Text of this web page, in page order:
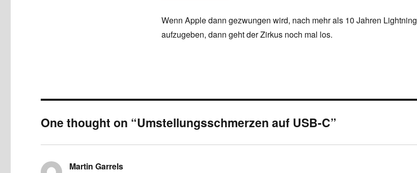
Wenn Apple dann gezwungen wird, nach mehr als 10 Jahren Lightning
aufzugeben, dann geht der Zirkus noch mal los.
One thought on “Umstellungsschmerzen auf USB-C”
Martin Garrels